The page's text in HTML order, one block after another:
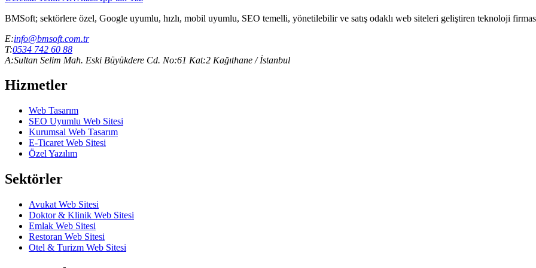
BMSoft; sektörlere özel, Google uyumlu, hızlı, mobil uyumlu, SEO temelli, yönetilebilir ve satış odaklı web siteleri geliştiren teknoloji
E:info@bmsoft.com.tr
T:0534 742 60 88
A:Sultan Selim Mah. Eski Büyükdere Cd. No:61 Kat:2 Kağıthane / İstanbul
Hizmetler
Web Tasarım
SEO Uyumlu Web Sitesi
Kurumsal Web Tasarım
E-Ticaret Web Sitesi
Özel Yazılım
Sektörler
Avukat Web Sitesi
Doktor & Klinik Web Sitesi
Emlak Web Sitesi
Restoran Web Sitesi
Otel & Turizm Web Sitesi